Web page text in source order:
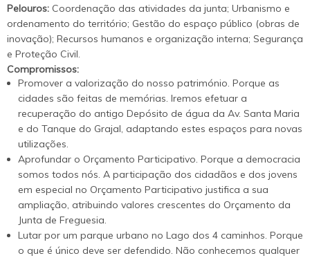
Pelouros: Coordenação das atividades da junta; Urbanismo e
ordenamento do território; Gestão do espaço público (obras de
inovação); Recursos humanos e organização interna; Segurança
e Proteção Civil.
Compromissos:
Promover a valorização do nosso património. Porque as
cidades são feitas de memórias. Iremos efetuar a
recuperação do antigo Depósito de água da Av. Santa Maria
e do Tanque do Grajal, adaptando estes espaços para novas
utilizações.
Aprofundar o Orçamento Participativo. Porque a democracia
somos todos nós. A participação dos cidadãos e dos jovens
em especial no Orçamento Participativo justifica a sua
ampliação, atribuindo valores crescentes do Orçamento da
Junta de Freguesia.
Lutar por um parque urbano no Lago dos 4 caminhos. Porque
o que é único deve ser defendido. Não conhecemos qualquer